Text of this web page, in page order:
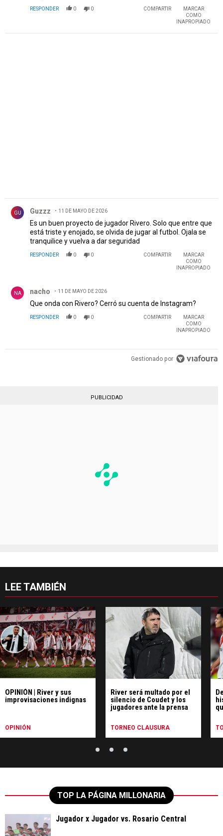
RESPONDER 0 0 COMPARTIR
MARCAR
COMO
INAPROPIADO
GU Guzzz 11 DE MAYO DE 2026
Es un buen proyecto de jugador Rivero. Solo que entre que
está triste y enojado, se olvida de jugar al futbol. Ojala se
tranquilice y vuelva a dar seguridad
RESPONDER 0 0 COMPARTIR
MARCAR
COMO
INAPROPIADO
NA nacho 11 DE MAYO DE 2026
Que onda con Rivero? Cerró su cuenta de Instagram?
RESPONDER 0 0 COMPARTIR
MARCAR
COMO
INAPROPIADO
Gestionado por
PUBLICIDAD
LEE TAMBIÉN
OPINIÓN | River y sus
improvisaciones indignas
OPINIÓN
River será multado por el
silencio de Coudet y los
jugadores ante la prensa
TORNEO CLAUSURA
TOP LA PÁGINA MILLONARIA
Jugador x Jugador vs. Rosario Central